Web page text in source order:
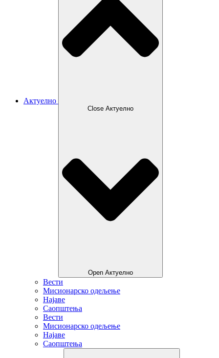
Актуелно
Close Актуелно
Open Актуелно
Вести
Мисионарско одељење
Најаве
Саопштења
Вести
Мисионарско одељење
Најаве
Саопштења